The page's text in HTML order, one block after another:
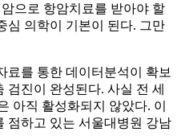
으로 항암치료를 받아야 할
심 의학이 기본이 된다. 그만
료를 통한 데이터분석이 확보
진이 완성된다. 사실 전 세
아직 활성화되지 않았다. 이
점하고 있는 서울대병원 강남